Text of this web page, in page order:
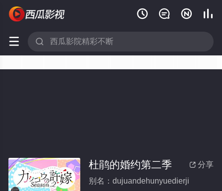
   
 
 分享
杜鹃的婚约第二季
别名：dujuandehunyuedierji